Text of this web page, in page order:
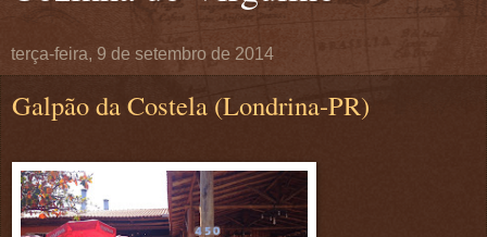
terça-feira, 9 de setembro de 2014
Galpão da Costela (Londrina-PR)